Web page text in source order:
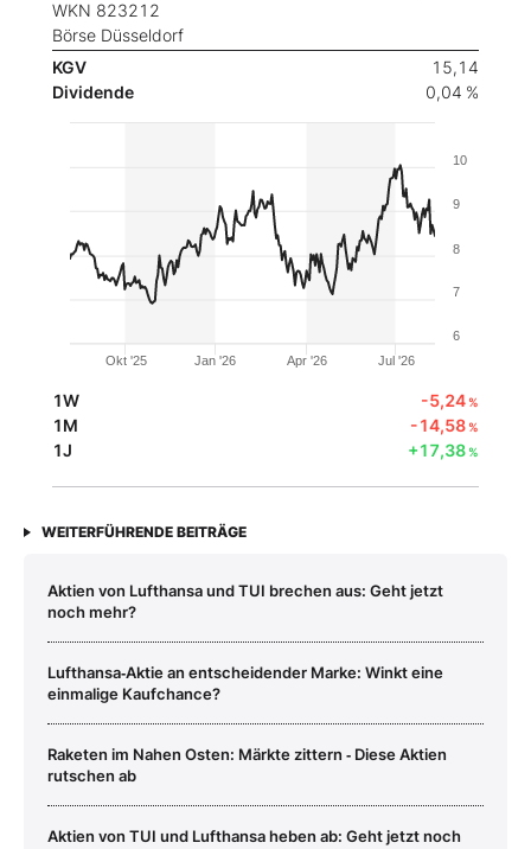
WKN 823212
Börse Düsseldorf
KGV
15,14
Dividende
0,04 %
Okt '25 Jan '26 Apr '26 Jul '26
6
7
8
9
10
1W -5,24%
1M -14,58%
1J +17,38%
WEITERFÜHRENDE BEITRÄGE
Aktien von Lufthansa und TUI brechen aus: Geht jetzt
noch mehr?
Lufthansa‑Aktie an entscheidender Marke: Winkt eine
einmalige Kaufchance?
Raketen im Nahen Osten: Märkte zittern ‑ Diese Aktien
rutschen ab
Aktien von TUI und Lufthansa heben ab: Geht jetzt noch